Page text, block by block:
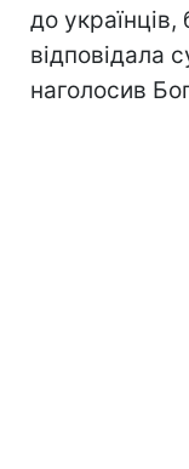
до
відповідала
наголосив